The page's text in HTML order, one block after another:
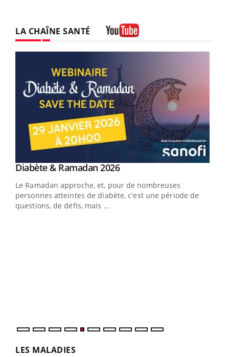
LA CHAÎNE SANTÉ
Youtube
Diabète & Ramadan 2026Youtube
Le Ramadan approche, et, pour de nombreuses
personnes atteintes de diabète, c'est une période de
questions, de défis, mais ...
LES MALADIES